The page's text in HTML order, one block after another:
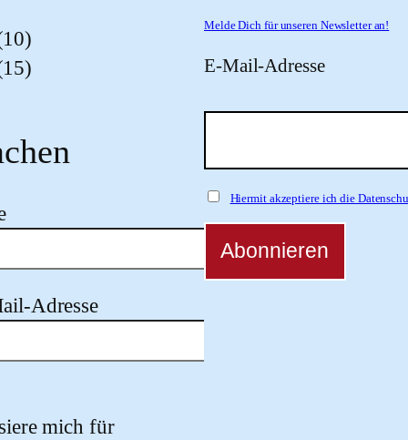
Adresse
mich für
Melde Dich für unseren Newsletter an!
E-Mail-Adresse
Hiermit akzeptiere ich die